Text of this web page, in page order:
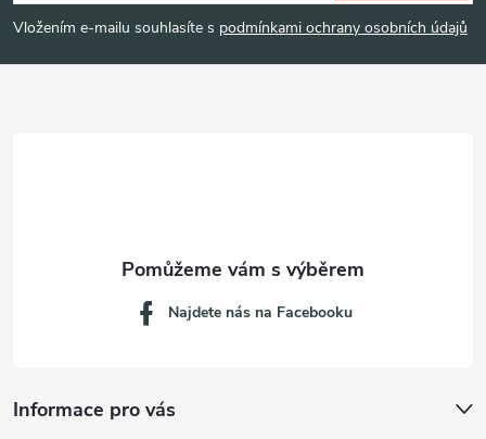
p
a
Vložením e-mailu souhlasíte s podmínkami ochrany osobních údajů
Informace pro vás
Najdete nás na Facebooku